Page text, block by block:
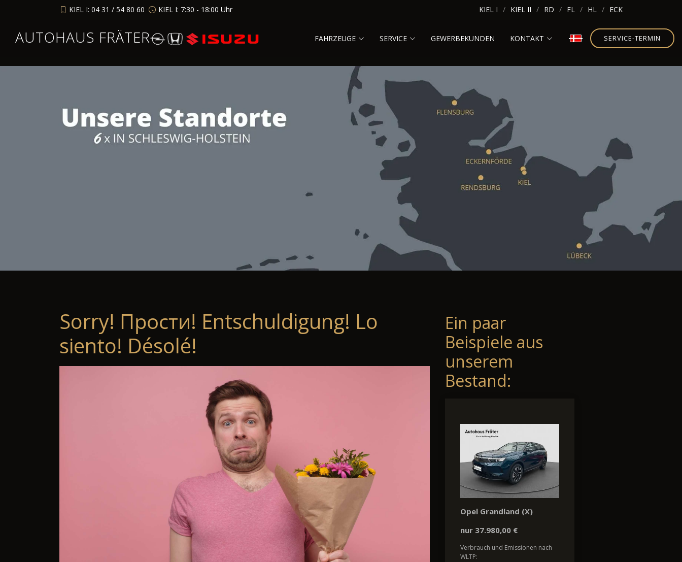
KIEL I: 04 31 / 54 80 60 KIEL I: 7:30 - 18:00 Uhr KIEL I KIEL II RD FL HL ECK
AUTOHAUS FRÄTER FAHRZEUGE SERVICE GEWERBEKUNDEN KONTAKT SERVICE-TERMIN
Sorry! Прости! Entschuldigung! Lo
siento! Désolé!
Ein paar
Beispiele aus
unserem
Bestand:
Opel Grandland (X)
nur 37.980,00 €
Verbrauch und Emissionen nach
WLTP: